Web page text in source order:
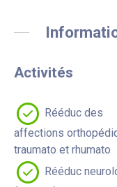
Activités
Rééduc des
affections
traumato et rhumato
Rééduc